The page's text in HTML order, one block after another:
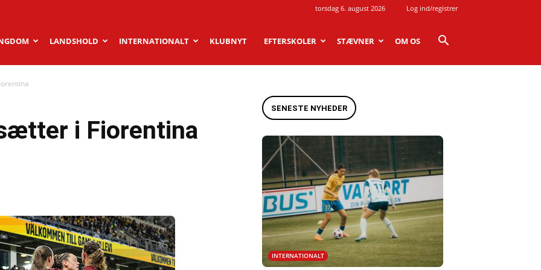
torsdag 6. august 2026 Log ind/registrer
LANDSHOLD INTERNATIONALT KLUBNYT EFTERSKOLER STÆVNER OM OS
i Fiorentina
SENESTE NYHEDER
INTERNATIONALT